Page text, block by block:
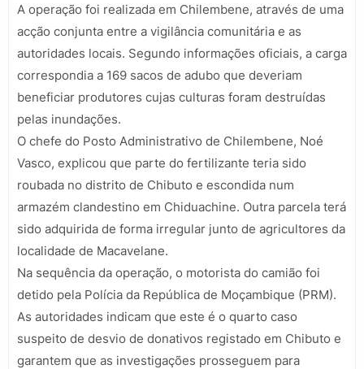
A operação foi realizada em Chilembene, através de uma
acção conjunta entre a vigilância comunitária e as
autoridades locais. Segundo informações oficiais, a carga
correspondia a 169 sacos de adubo que deveriam
beneficiar produtores cujas culturas foram destruídas
pelas inundações.
O chefe do Posto Administrativo de Chilembene, Noé
Vasco, explicou que parte do fertilizante teria sido
roubada no distrito de Chibuto e escondida num
armazém clandestino em Chiduachine. Outra parcela terá
sido adquirida de forma irregular junto de agricultores da
localidade de Macavelane.
Na sequência da operação, o motorista do camião foi
detido pela Polícia da República de Moçambique (PRM).
As autoridades indicam que este é o quarto caso
suspeito de desvio de donativos registado em Chibuto e
garantem que as investigações prosseguem para